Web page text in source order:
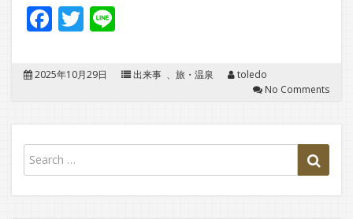
Facebook
Twitter
2025年10月29日 出来事 、 旅・温泉
toledo
No Comments